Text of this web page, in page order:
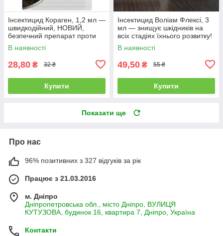
Інсектицид Кораген, 1,2 мл —
швидкодійний, НОВИЙ,
безпечний препарат проти
плодорубки та коларадського
жука
В наявності
28,80 ₴ 32 ₴
Купити
Інсектицид Воліам Флексі, 3
мл — знищує шкідників на
всіх стадіях їхнього розвитку!
В наявності
49,50 ₴ 55 ₴
Купити
Показати ще
Про нас
96% позитивних з 327 відгуків за рік
Працює з 21.03.2016
м. Дніпро
Дніпропетровська обл., місто Дніпро, ВУЛИЦЯ
КУТУЗОВА, будинок 16, квартира 7, Дніпро, Україна
Контакти